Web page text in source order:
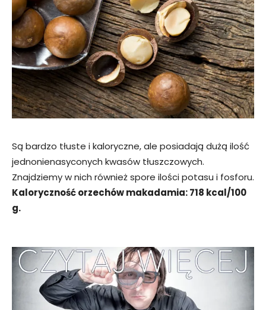
Są bardzo tłuste i kaloryczne, ale posiadają dużą ilość
jednonienasyconych kwasów tłuszczowych.
Znajdziemy w nich również spore ilości potasu i fosforu.
Kaloryczność orzechów makadamia: 718 kcal/100
g.